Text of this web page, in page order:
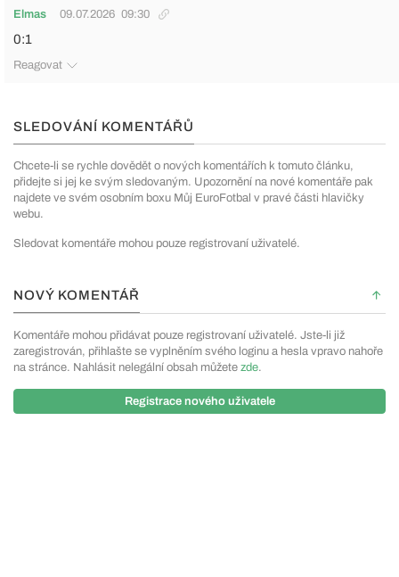
Elmas 09.07.2026 09:30
0:1
Reagovat
SLEDOVÁNÍ KOMENTÁŘŮ
Chcete-li se rychle dovědět o nových komentářích k tomuto článku,
přidejte si jej ke svým sledovaným. Upozornění na nové komentáře pak
najdete ve svém osobním boxu Můj EuroFotbal v pravé části hlavičky
webu.
Sledovat komentáře mohou pouze registrovaní uživatelé.
NOVÝ KOMENTÁŘ
Komentáře mohou přidávat pouze registrovaní uživatelé. Jste-li již
zaregistrován, přihlašte se vyplněním svého loginu a hesla vpravo nahoře
na stránce. Nahlásit nelegální obsah můžete zde.
Registrace nového uživatele